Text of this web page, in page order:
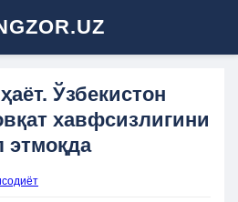
Ўзбекистон
хавфсизлигини
этмоқда